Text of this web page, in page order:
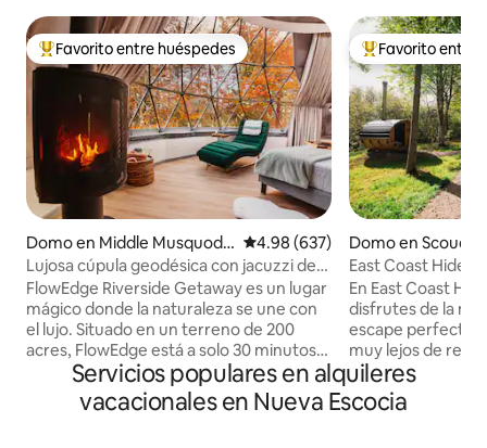
Favorito entre huéspedes preferido
Favorito entre huéspedes
Domo en Middle Musquodo
boit
Calificación promedio: 4.98 de
4.98 (637)
Lujosa cúpula geodésica con jacuzzi de
leña
FlowEdge Riverside Getaway es un lugar
mágico donde la naturaleza se une con
el lujo. Situado en un terreno de 200
acres, FlowEdge está a solo 30 minutos
del aeropuerto y a 45 minutos de Halifax.
Contempla las estrellas desde la
comodidad de una cama tamaño king de
Favorito entre
Favorito entre
Domo en
East Coast
En East Coast
disfrutes de la
escape perfecto
muy lejos de
Ven a disfrutar
privada de
rodeada de
Servicios populares en alquileres
vacacionales en Nueva Escocia